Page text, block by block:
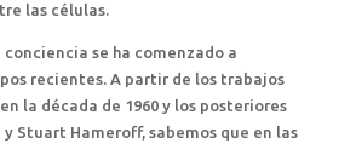
las células.
se ha comenzado a
recientes. A partir de los trabajos
en la década de 1960 y los posteriores
y Stuart Hameroff, sabemos que en las